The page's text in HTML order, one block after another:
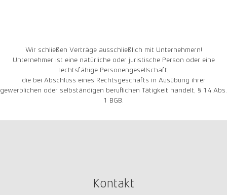
Wir schließen Verträge ausschließlich mit Unternehmern!
Unternehmer ist eine natürliche oder juristische Person oder eine
rechtsfähige Personengesellschaft,
die bei Abschluss eines Rechtsgeschäfts in Ausübung ihrer
gewerblichen oder selbständigen beruflichen Tätigkeit handelt, § 14 Abs.
1 BGB.
Kontakt